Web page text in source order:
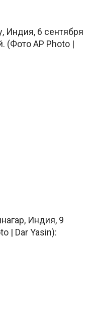
Индия, 6 сентября
(Фото AP Photo |
Индия, 9
| Dar Yasin):